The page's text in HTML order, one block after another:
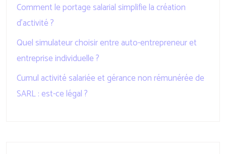
Comment le portage salarial simplifie la création
d’activité ?
Quel simulateur choisir entre auto-entrepreneur et
entreprise individuelle ?
Cumul activité salariée et gérance non rémunérée de
SARL : est-ce légal ?